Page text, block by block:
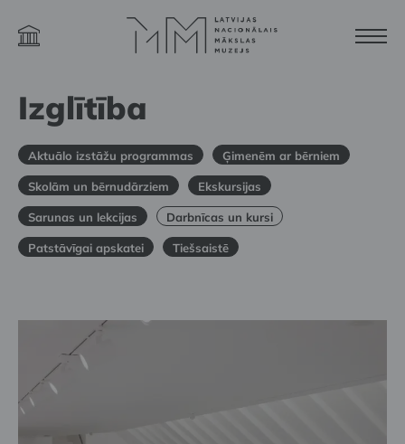
Izglītība
Aktuālo izstāžu programmas Ģimenēm ar bērniem
Skolām un bērnudārziem Ekskursijas
Sarunas un lekcijas Darbnīcas un kursi
Patstāvīgai apskatei Tiešsaistē